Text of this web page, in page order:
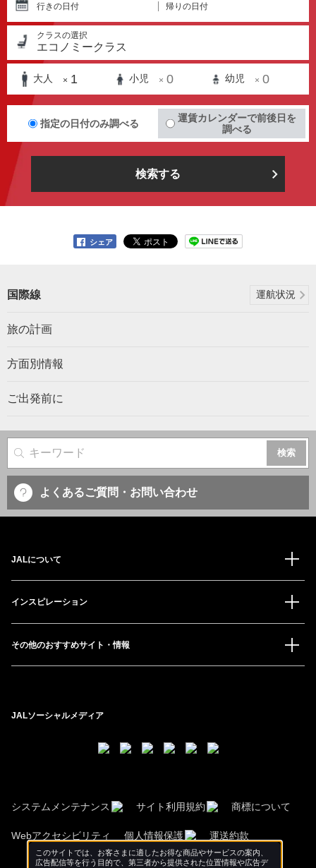
行きの日付 帰りの日付
クラスの選択
エコノミークラス
大人 × 1 小児 × 0 幼児 × 0
指定の日付のみ調べる
運賃カレンダーで前後日を
調べる
検索する
シェア
国際線 運航状況
旅の計画
方面別情報
ご出発前に
サイト内検索
よくあるご質問・お問い合わせ
JALについて
インスピレーション
その他のおすすめサイト・情報
JALソーシャルメディア
システムメンテナンス サイト利用規約 商標について
Webアクセシビリティ 個人情報保護 運送約款
このサイトでは、お客さまに適したお得な商品やサービスの案内、
広告配信等を行う目的で、第三者から提供された位置情報や広告デ